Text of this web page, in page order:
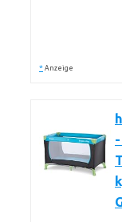
* Anzeige